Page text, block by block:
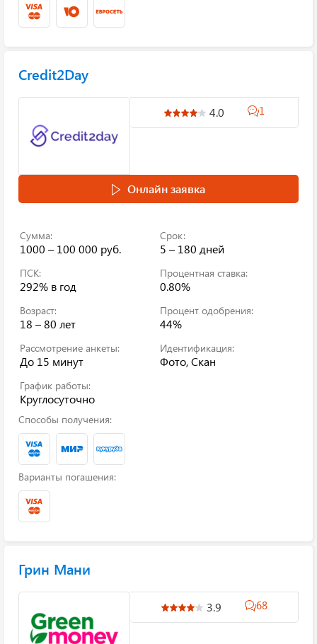
Credit2Day
4.0 1
Онлайн заявка
Сумма:
1000 – 100 000 руб.
Срок:
5 – 180 дней
ПСК:
292% в год
Процентная ставка:
0.80%
Возраст:
18 – 80 лет
Процент одобрения:
44%
Рассмотрение анкеты:
До 15 минут
Идентификация:
Фото, Скан
График работы:
Круглосуточно
Способы получения:
Варианты погашения:
Грин Мани
3.9 68